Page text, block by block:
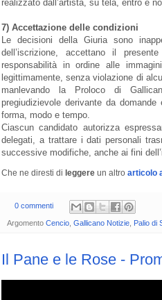
realizzato dall’artista, su tela, entro e
7) Accettazione delle condizioni
Le decisioni della Giuria sono
dell’iscrizione, accettano il
responsabilità in ordine alle
legittimamente, senza violazione di
manlevando la Proloco di
pregiudizievole derivante da
forma, modo e tempo.
Ciascun candidato autorizza
delegati, a trattare i dati personali
successive modifiche, anche ai fini
Che ne diresti di leggere un altro articolo
0 commenti
Argomento Cencio Gallicano Notizie Palio di
Il Pane e le Rose -